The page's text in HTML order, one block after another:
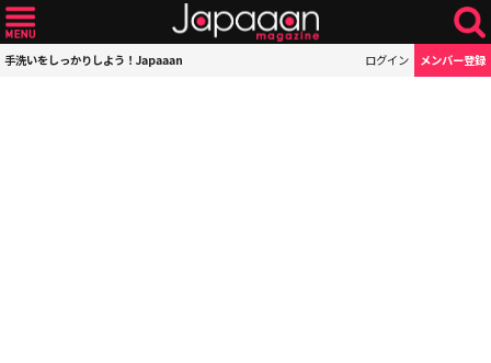
手洗いをしっかりしよう！Japaaan ログイン メンバー登録